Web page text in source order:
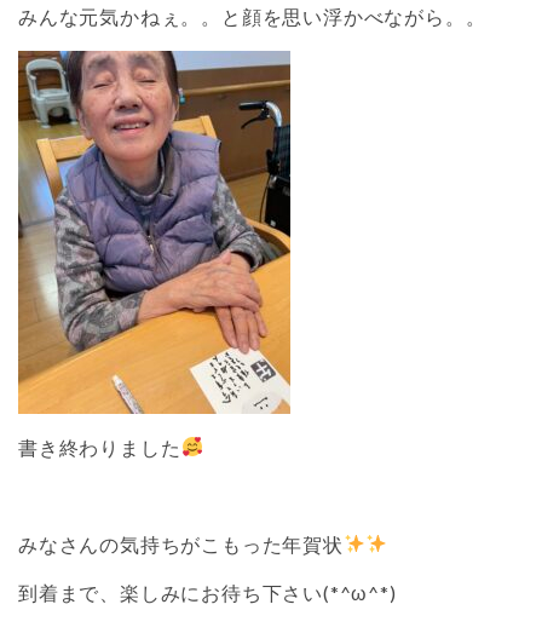
みんな元気かねぇ。。と顔を思い浮かべながら。。
書き終わりました
みなさんの気持ちがこもった年賀状
到着まで、楽しみにお待ち下さい(*^ω^*)